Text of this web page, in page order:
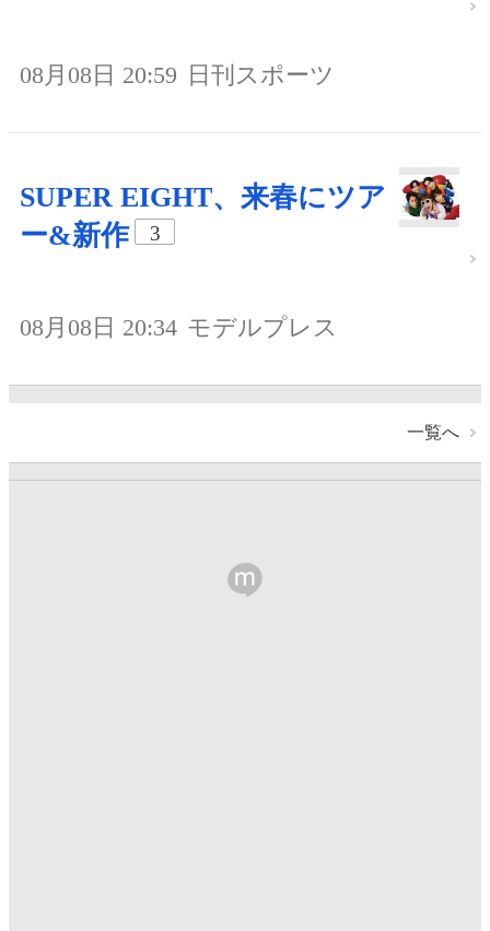
08月08日 20:59 日刊スポーツ
SUPER EIGHT、来春にツア
ー&新作
3
08月08日 20:34 モデルプレス
一覧へ